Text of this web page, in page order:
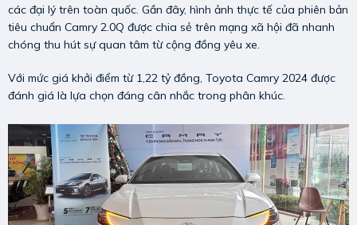
các đại lý trên toàn quốc. Gần đây, hình ảnh thực tế của phiên bản
tiêu chuẩn Camry 2.0Q được chia sẻ trên mạng xã hội đã nhanh
chóng thu hút sự quan tâm từ cộng đồng yêu xe.
Với mức giá khởi điểm từ 1,22 tỷ đồng, Toyota Camry 2024 được
đánh giá là lựa chọn đáng cân nhắc trong phân khúc.